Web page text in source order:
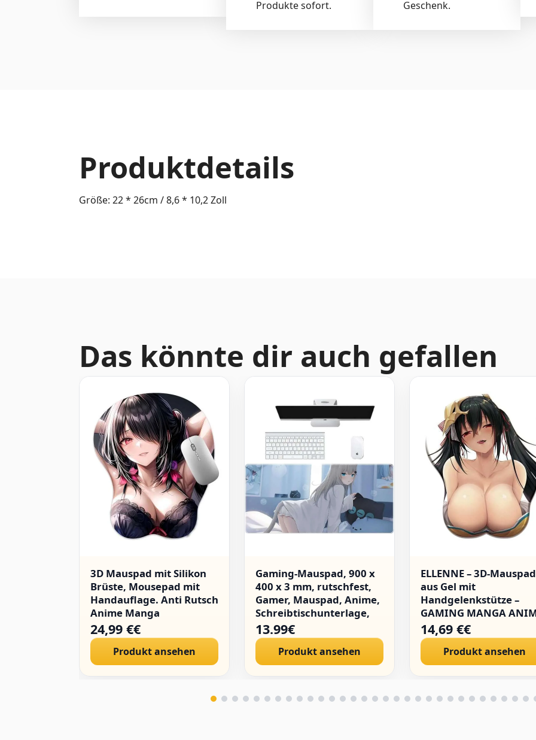
Produkte sofort.
Geschenk.
Produktdetails
Größe: 22 * 26cm / 8,6 * 10,2 Zoll
Das könnte dir auch gefallen
3D Mauspad mit Silikon
Brüste, Mousepad mit
Handauflage. Anti Rutsch
Anime Manga
ergonomisches Maus Pad
Handgelenkauflage für
Büro Spiel (Tokisak)
24,99 €€
Produkt ansehen
Gaming-Mauspad, 900 x
400 x 3 mm, rutschfest,
Gamer, Mauspad, Anime,
Schreibtischunterlage,
Mausunterlage,
Computer-Matte, Comic
Girl Mouse Pad
13.99€
Produkt ansehen
ELLENNE – 3D-Mauspad
aus Gel mit
Handgelenkstütze –
GAMING MANGA
JAPAN (Zeichnung 05)
14,69 €€
Produkt ansehen